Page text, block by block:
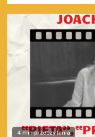
4 min przeczytania